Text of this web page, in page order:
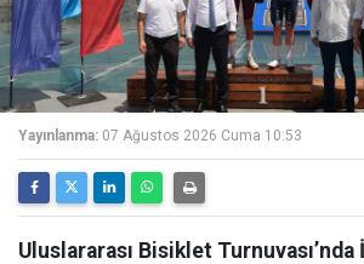
Yayınlanma: 07 Ağustos 2026 Cuma 10:53
Uluslararası Bisiklet Turnuvası’nda